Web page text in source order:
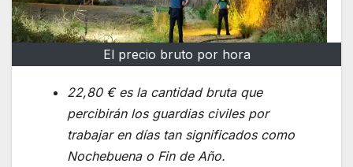
El precio bruto por hora
22,80 € es la cantidad bruta que
percibirán los guardias civiles por
trabajar en días tan significados como
Nochebuena o Fin de Año.